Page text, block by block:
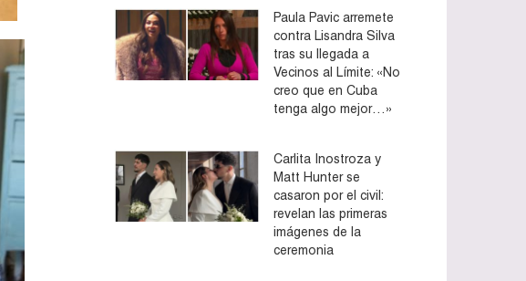
Paula Pavic arremete
contra Lisandra Silva
tras su llegada a
Vecinos al Límite: «No
creo que en Cuba
tenga algo mejor…»
Carlita Inostroza y
Matt Hunter se
casaron por el civil:
revelan las primeras
imágenes de la
ceremonia